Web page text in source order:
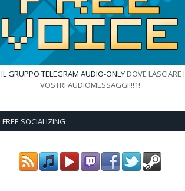
IL GRUPPO TELEGRAM AUDIO-ONLYDOVE LASCIARE I
VOSTRI AUDIOMESSAGGI!!!1!
FREE SOCIALIZING